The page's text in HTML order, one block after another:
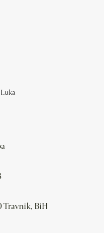
Travnik, BiH